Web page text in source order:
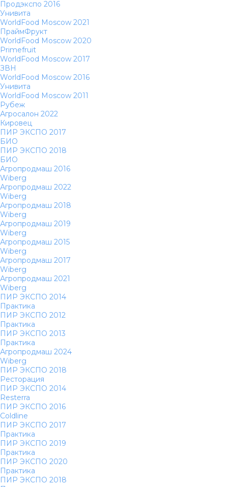
Продэкспо 2016
Унивита
WorldFood Moscow 2021
ПраймФрукт
WorldFood Moscow 2020
Primefruit
WorldFood Moscow 2017
ЗВН
WorldFood Moscow 2016
Унивита
WorldFood Moscow 2011
Рубеж
Агросалон 2022
Кировец
ПИР ЭКСПО 2017
БИО
ПИР ЭКСПО 2018
БИО
Агропродмаш 2016
Wiberg
Агропродмаш 2022
Wiberg
Агропродмаш 2018
Wiberg
Агропродмаш 2019
Wiberg
Агропродмаш 2015
Wiberg
Агропродмаш 2017
Wiberg
Агропродмаш 2021
Wiberg
ПИР ЭКСПО 2014
Практика
ПИР ЭКСПО 2012
Практика
ПИР ЭКСПО 2013
Практика
Агропродмаш 2024
Wiberg
ПИР ЭКСПО 2018
Ресторация
ПИР ЭКСПО 2014
Resterra
ПИР ЭКСПО 2016
Coldline
ПИР ЭКСПО 2017
Практика
ПИР ЭКСПО 2019
Практика
ПИР ЭКСПО 2020
Практика
ПИР ЭКСПО 2018